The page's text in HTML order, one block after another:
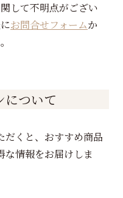
して不明点がござい
お問合せフォームか
について
だくと、おすすめ商品
な情報をお届けしま